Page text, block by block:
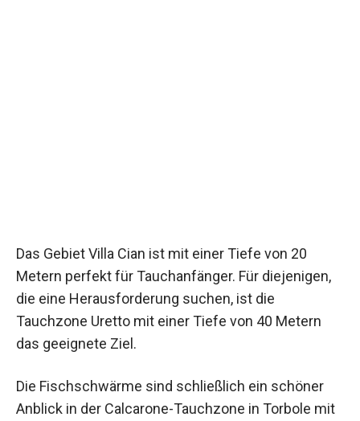
Das Gebiet Villa Cian ist mit einer Tiefe von 20
Metern perfekt für Tauchanfänger. Für diejenigen,
die eine Herausforderung suchen, ist die
Tauchzone Uretto mit einer Tiefe von 40 Metern
das geeignete Ziel.
Die Fischschwärme sind schließlich ein schöner
Anblick in der Calcarone-Tauchzone in Torbole mit